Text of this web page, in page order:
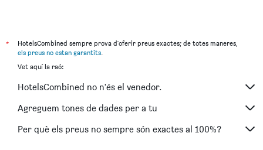
*
HotelsCombined sempre prova d'oferir preus exactes; de totes maneres,
els preus no estan garantits.
Vet aquí la raó:
HotelsCombined no n'és el venedor.
Agreguem tones de dades per a tu
Per què els preus no sempre són exactes al 100%?